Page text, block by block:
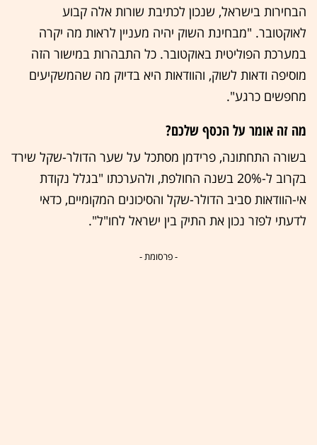
הבחירות בישראל, שנכון לכתיבת שורות אלה קבוע
לאוקטובר. "מבחינת השוק יהיה מעניין לראות מה יקרה
במערכת הפוליטית באוקטובר. כל התבהרות במישור הזה
מוסיפה ודאות לשוק, והוודאות היא בדיוק מה שהמשקיעים
מחפשים כרגע".
מה זה אומר על הכסף שלכם?
בשורה התחתונה, פרידמן מסתכל על שער הדולר-שקל שירד
בקרוב ל-20% בשנה החולפת, ולהערכתו "בגלל נקודת
אי-הוודאות סביב הדולר-שקל והסיכונים המקומיים, כדאי
לדעתי לפזר נכון את התיק בין ישראל לחו"ל".
- פרסומת -